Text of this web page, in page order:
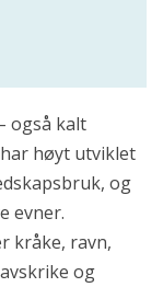
også kalt
høyt utviklet
og
evner.
kråke, ravn,
og